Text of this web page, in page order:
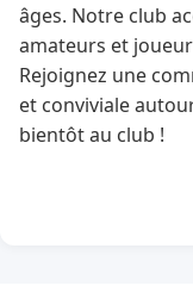
âges. Notre club
amateurs et
Rejoignez une
et conviviale
bientôt au club !